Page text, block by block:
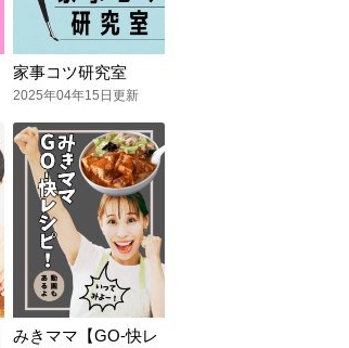
家事コツ研究室
2025年04年15日更新
みきママ【GO-快レ